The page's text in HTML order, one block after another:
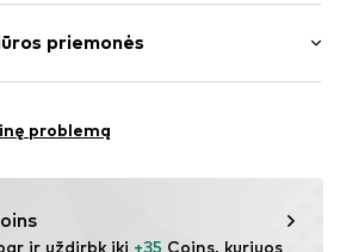
forma
priemonės
megzti megztiniai
problemą
ir uždirbk iki +35 Coins, kuriuos